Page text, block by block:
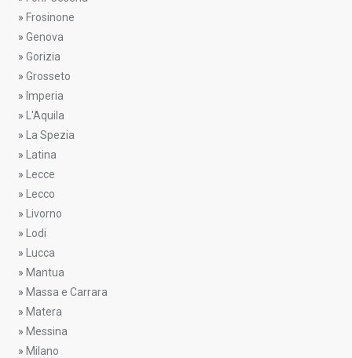
» Frosinone
» Genova
» Gorizia
» Grosseto
» Imperia
»
L'Aquila
»
La Spezia
»
Latina
»
Lecce
»
Lecco
»
Livorno
»
Lodi
»
Lucca
» Mantua
» Massa e Carrara
» Matera
» Messina
» Milano